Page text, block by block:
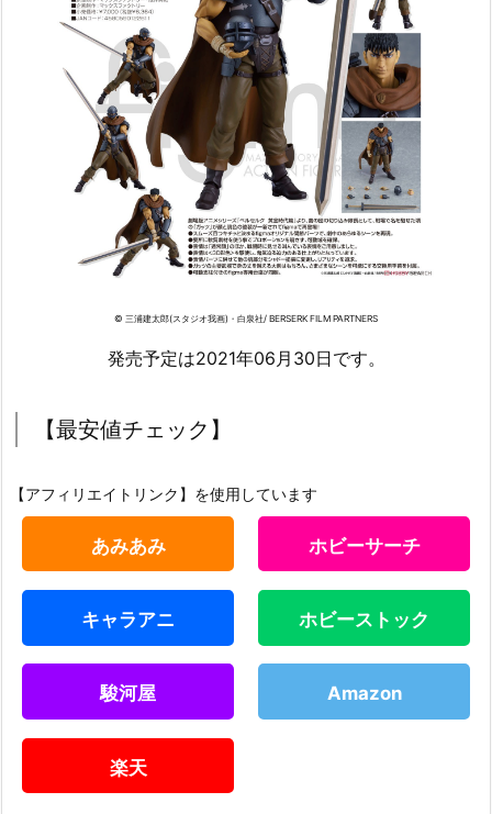
© 三浦建太郎(スタジオ我画)・白泉社/ BERSERK FILM PARTNERS
発売予定は2021年06月30日です。
【最安値チェック】
【アフィリエイトリンク】を使用しています
あみあみ ホビーサーチ
キャラアニ ホビーストック
駿河屋 Amazon
楽天